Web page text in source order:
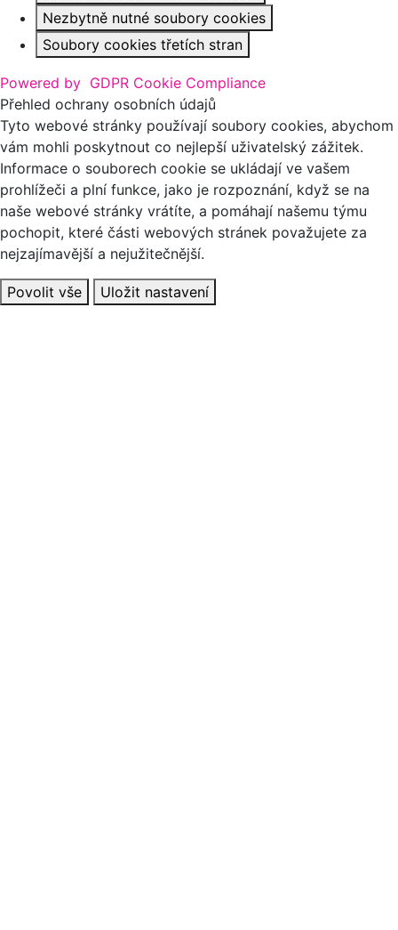
Nezbytně nutné soubory cookies
Soubory cookies třetích stran
Powered by GDPR Cookie Compliance
Přehled ochrany osobních údajů
Tyto webové stránky používají soubory cookies, abychom
vám mohli poskytnout co nejlepší uživatelský zážitek.
Informace o souborech cookie se ukládají ve vašem
prohlížeči a plní funkce, jako je rozpoznání, když se na
naše webové stránky vrátíte, a pomáhají našemu týmu
pochopit, které části webových stránek považujete za
nejzajímavější a nejužitečnější.
Povolit vše Uložit nastavení